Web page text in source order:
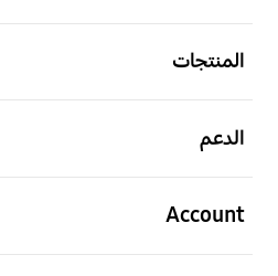
المنتجات
الدعم
Account